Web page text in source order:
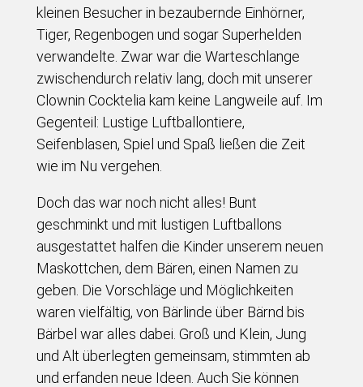
kleinen Besucher in bezaubernde Einhörner,
Tiger, Regenbogen und sogar Superhelden
verwandelte. Zwar war die Warteschlange
zwischendurch relativ lang, doch mit unserer
Clownin Cocktelia kam keine Langweile auf. Im
Gegenteil: Lustige Luftballontiere,
Seifenblasen, Spiel und Spaß ließen die Zeit
wie im Nu vergehen.
Doch das war noch nicht alles! Bunt
geschminkt und mit lustigen Luftballons
ausgestattet halfen die Kinder unserem neuen
Maskottchen, dem Bären, einen Namen zu
geben. Die Vorschläge und Möglichkeiten
waren vielfältig, von Bärlinde über Bärnd bis
Bärbel war alles dabei. Groß und Klein, Jung
und Alt überlegten gemeinsam, stimmten ab
und erfanden neue Ideen. Auch Sie können